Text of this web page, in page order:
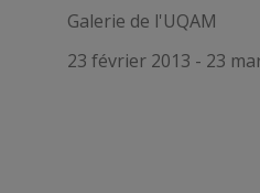
Galerie de l'UQAM
23 février 2013 - 23